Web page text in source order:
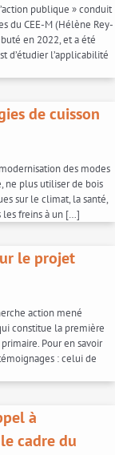
publique » conduit
du CEE-M (Hélène Rey-
en 2022, et a été
d’étudier l’applicabilité
de cuisson
des modes
ne plus utiliser de bois
sur le climat, la santé,
les freins à un […]
le projet
action mené
constitue la première
Pour en savoir
: celui de
à
cadre du